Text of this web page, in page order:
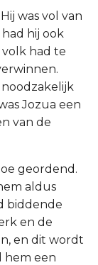
was vol van
had hij ook
had te
Jozua een
van de
geordend.
aldus
biddende
en de
en dit wordt
hem een